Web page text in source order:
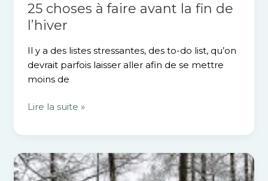
25 choses à faire avant la fin de
l’hiver
Il y a des listes stressantes, des to-do list, qu’on
devrait parfois laisser aller afin de se mettre
moins de
Lire la suite »
Vivre
un